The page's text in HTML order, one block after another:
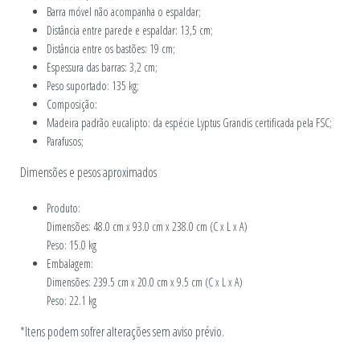
Barra móvel não acompanha o espaldar;
Distância entre parede e espaldar: 13,5 cm;
Distância entre os bastões: 19 cm;
Espessura das barras: 3,2 cm;
Peso suportado: 135 kg;
Composição:
Madeira padrão eucalipto: da espécie Lyptus Grandis certificada pela FSC;
Parafusos;
Dimensões e pesos aproximados
Produto:
Dimensões: 48.0 cm x 93.0 cm x 238.0 cm (C x L x A)
Peso: 15.0 kg
Embalagem:
Dimensões: 239.5 cm x 20.0 cm x 9.5 cm (C x L x A)
Peso: 22.1 kg
*Itens podem sofrer alterações sem aviso prévio.